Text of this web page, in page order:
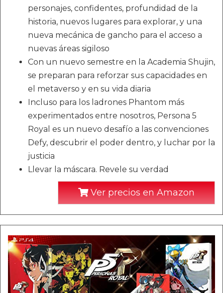
personajes, confidentes, profundidad de la
historia, nuevos lugares para explorar, y una
nueva mecánica de gancho para el acceso a
nuevas áreas sigiloso
Con un nuevo semestre en la Academia Shujin,
se preparan para reforzar sus capacidades en
el metaverso y en su vida diaria
Incluso para los ladrones Phantom más
experimentados entre nosotros, Persona 5
Royal es un nuevo desafío a las convenciones
Defy, descubrir el poder dentro, y luchar por la
justicia
Llevar la máscara. Revele su verdad
Ver precios en Amazon